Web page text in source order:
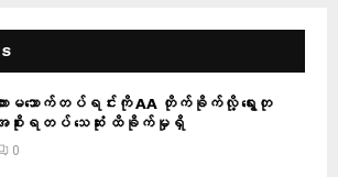
ျားမသောက်တပ်ရင်းကို AA တိုက်ခိုက်လို့ ရွေးတု
အစိုးရတပ် သေဆုံး ထိခိုက်မှုရှိ
0